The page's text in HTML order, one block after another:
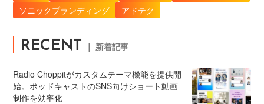
ソニックブランディング
アドテク
RECENT ｜ 新着記事
Radio Choppitがカスタムテーマ機能を提供開
始。ポッドキャストのSNS向けショート動画
制作を効率化